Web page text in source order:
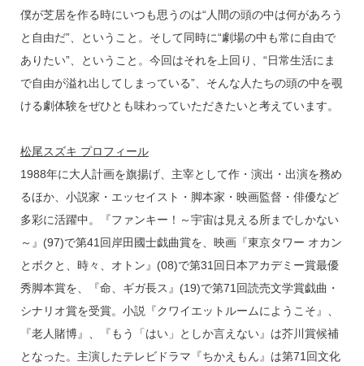
僕が芝居を作る時にいつも思うのは“人間の頭の中は何があろう
と自由だ”、ということ。そして同時に“劇場の中も常に自由で
ありたい”、ということ。今回はそれを上回り、“日常生活にま
で自由が溢れ出してしまっている”、そんな人たちの頭の中を覗
ける劇体験をぜひとも味わっていただきたいと考えています。
松尾スズキ プロフィール
1988年に大人計画を旗揚げ、主宰として作・演出・出演を務め
るほか、小説家・エッセイスト・脚本家・映画監督・俳優など
多彩に活躍中。『ファンキー！～宇宙は見える所までしかない
～』(97)で第41回岸田國士戯曲賞を、映画『東京タワー オカン
とボクと、時々、オトン』(08)で第31回日本アカデミー賞最優
秀脚本賞を、『命、ギガ長ス』(19)で第71回読売文学賞戯曲・
シナリオ賞を受賞。小説『クワイエットルームにようこそ』、
『老人賭博』、『もう「はい」としか言えない』は芥川賞候補
となった。主演したテレビドラマ『ちかえもん』は第71回文化